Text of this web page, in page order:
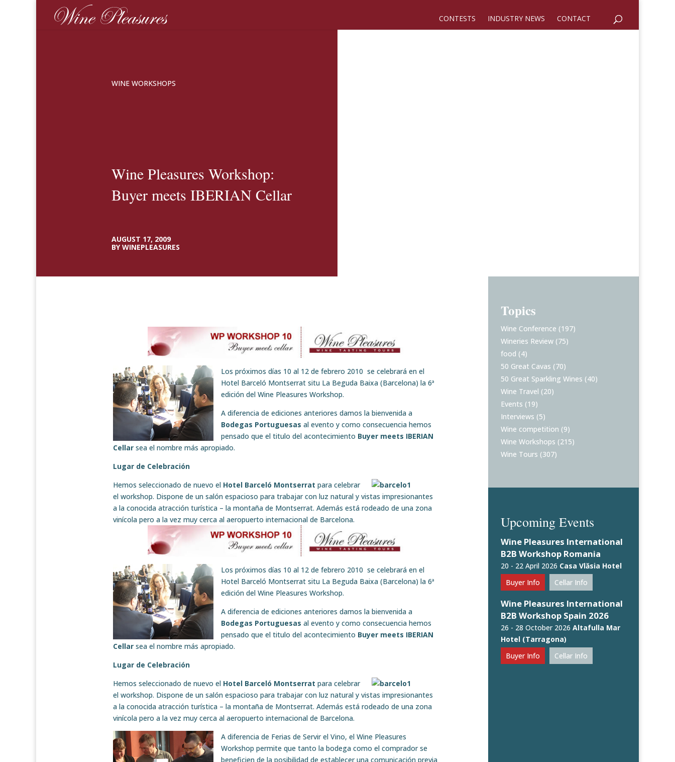
CONTESTS INDUSTRY NEWS CONTACT
WINE WORKSHOPS
Wine Pleasures Workshop:
Buyer meets IBERIAN Cellar
AUGUST 17, 2009
BY WINEPLEASURES
Los próximos días 10 al 12 de febrero 2010 se celebrará en el
Hotel Barceló Montserrat situ La Beguda Baixa (Barcelona) la 6ª
edición del Wine Pleasures Workshop.
A diferencia de ediciones anteriores damos la bienvenida a
Bodegas Portuguesas al evento y como consecuencia hemos
pensado que el titulo del acontecimiento Buyer meets IBERIAN
Cellar sea el nombre más apropiado.
Lugar de Celebración
Hemos seleccionado de nuevo el Hotel Barceló Montserrat para celebrar
el workshop. Dispone de un salón espacioso para trabajar con luz natural y vistas impresionantes
a la conocida atracción turística – la montaña de Montserrat. Además está rodeado de una zona
vinícola pero a la vez muy cerca al aeropuerto internacional de Barcelona.
Los próximos días 10 al 12 de febrero 2010 se celebrará en el
Hotel Barceló Montserrat situ La Beguda Baixa (Barcelona) la 6ª
edición del Wine Pleasures Workshop.
A diferencia de ediciones anteriores damos la bienvenida a
Bodegas Portuguesas al evento y como consecuencia hemos
pensado que el titulo del acontecimiento Buyer meets IBERIAN
Cellar sea el nombre más apropiado.
Lugar de Celebración
Hemos seleccionado de nuevo el Hotel Barceló Montserrat para celebrar
el workshop. Dispone de un salón espacioso para trabajar con luz natural y vistas impresionantes
a la conocida atracción turística – la montaña de Montserrat. Además está rodeado de una zona
vinícola pero a la vez muy cerca al aeropuerto internacional de Barcelona.
A diferencia de Ferias de Servir el Vino, el Wine Pleasures
Workshop permite que tanto la bodega como el comprador se
beneficien de la posibilidad de establecer una comunicación previa
Topics
Wine Conference (197)
Wineries Review (75)
food (4)
50 Great Cavas (70)
50 Great Sparkling Wines (40)
Wine Travel (20)
Events (19)
Interviews (5)
Wine competition (9)
Wine Workshops (215)
Wine Tours (307)
Upcoming Events
Wine Pleasures International
B2B Workshop Romania
20 - 22 April 2026 Casa Vlăsia Hotel
Buyer Info
Cellar Info
Wine Pleasures International
B2B Workshop Spain 2026
26 - 28 October 2026 Altafulla Mar
Hotel (Tarragona)
Buyer Info
Cellar Info